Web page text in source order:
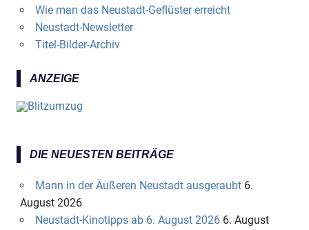
Wie man das Neustadt-Geflüster erreicht
Neustadt-Newsletter
Titel-Bilder-Archiv
ANZEIGE
DIE NEUESTEN BEITRÄGE
Mann in der Äußeren Neustadt ausgeraubt 6.
August 2026
Neustadt-Kinotipps ab 6. August 2026 6. August